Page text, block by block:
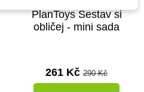
PlanToys Sestav si
obličej - mini sada
261 Kč 290 Kč